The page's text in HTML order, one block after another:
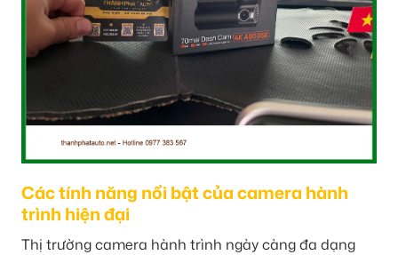
Các tính năng nổi bật của camera hành
trình hiện đại
Thị trường camera hành trình ngày càng đa dạng